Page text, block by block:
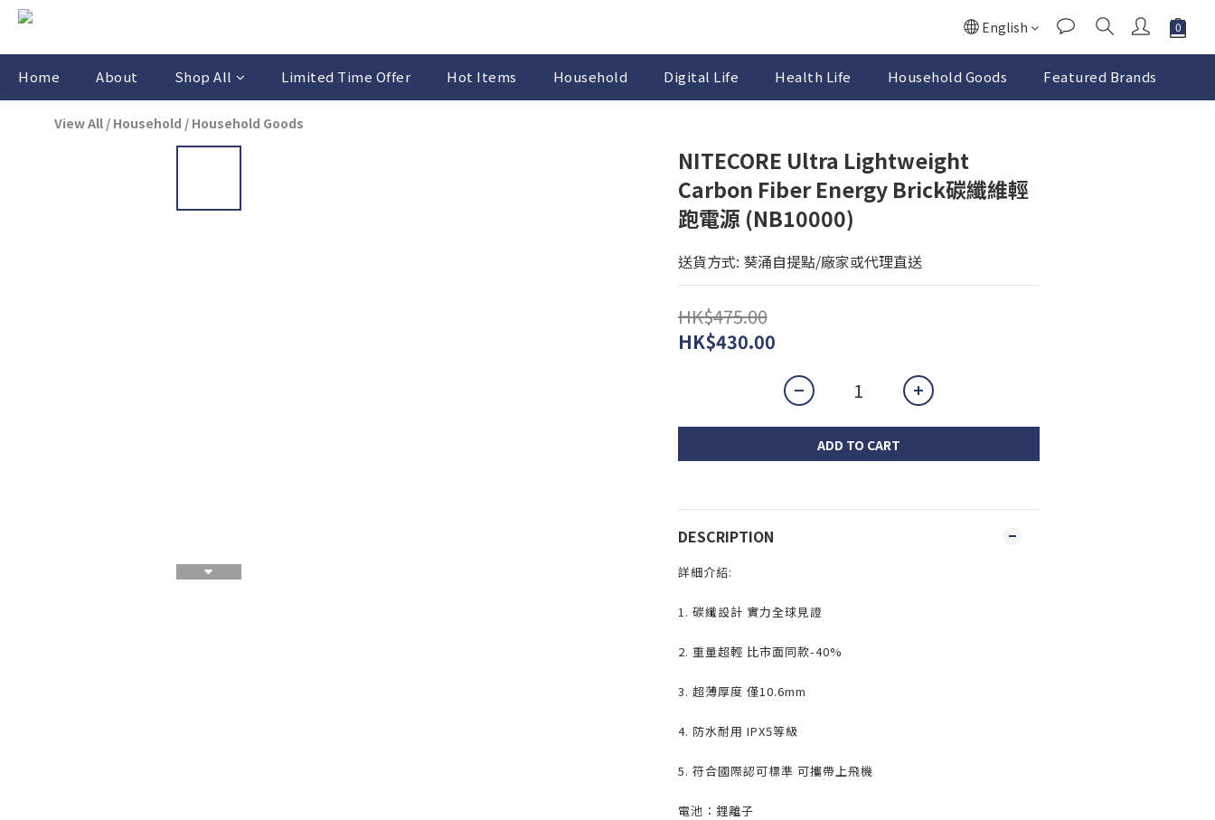
English
Home About Shop All Limited Time Offer Hot Items Household Digital Life Health Life Household Goods Featured Brands
View All / Household / Household Goods
NITECORE Ultra Lightweight
Carbon Fiber Energy Brick碳纖維輕
跑電源 (NB10000)
送貨方式: 葵涌自提點/廠家或代理直送
HK$475.00
HK$430.00
ADD TO CART
DESCRIPTION
詳細介紹:
1. 碳纖設計 實力全球見證
2. 重量超輕 比市面同款-40%
3. 超薄厚度 僅10.6mm
4. 防水耐用 IPX5等級
5. 符合國際認可標準 可攜帶上飛機
電池：鋰離子